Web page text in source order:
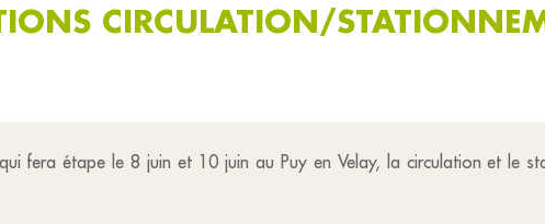
CIRCULATION/
fera étape le 8 juin et 10 juin au Puy en Velay, la circulation et le